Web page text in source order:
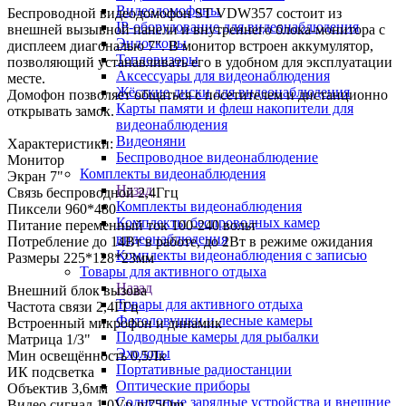
Видеодомофоны
IP-оборудование для видеонаблюдения
Эндоскопы
Тепловизоры
Аксессуары для видеонаблюдения
Жёсткие диски для видеонаблюдения
Карты памяти и флеш накопители для
видеонаблюдения
Видеоняни
Беспроводное видеонаблюдение
Комплекты видеонаблюдения
Назад
Комплекты видеонаблюдения
Комплекты беспроводных камер
видеонаблюдения
Комплекты видеонаблюдения с записью
Товары для активного отдыха
Назад
Товары для активного отдыха
Фотоловушки и лесные камеры
Подводные камеры для рыбалки
Эхолоты
Портативные радиостанции
Оптические приборы
Солнечные зарядные устройства и внешние
Беспроводной видеодомофон ST VDW357 состоит из
внешней вызывной панели и внутреннего блока-монитора с
дисплеем диагональю 7". В монитор встроен аккумулятор,
позволяющий устанавливать его в удобном для эксплуатации
месте.
Домофон позволяет общаться с посетителем и дистанционно
открывать замок.
Характеристики:
Монитор
Экран 7"
Связь беспроводной 2,4Ггц
Пиксели 960*480
Питание переменный ток 100-240 вольт
Потребление до 14Вт в работе, до 2Вт в режиме ожидания
Размеры 225*128*23мм
Внешний блок вызова
Частота связи 2,4ГГц
Встроенный микрофон и динамик
Матрица 1/3"
Мин освещённость 0,5Лк
ИК подсветка
Объектив 3,6мм